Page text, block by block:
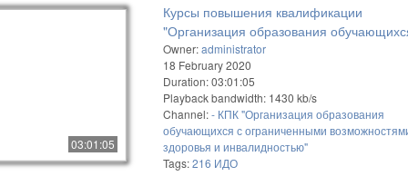
03:01:05
Курсы повышения квалификации
"Организация образования
ограниченными возможностями
инвалидностью"
Owner:administrator
18 February 2020
Duration: 03:01:05
Playback bandwidth: 1430 kb/s
Channel:- КПК "Организация образования
обучающихся с ограниченными
здоровья и инвалидностью"
Tags:216 ИДО